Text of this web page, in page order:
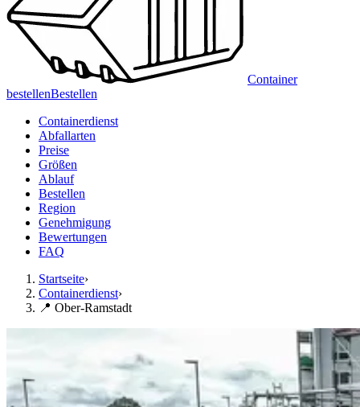
Container
bestellenBestellen
Containerdienst
Abfallarten
Preise
Größen
Ablauf
Bestellen
Region
Genehmigung
Bewertungen
FAQ
Startseite›
Containerdienst›
📍 Ober-Ramstadt